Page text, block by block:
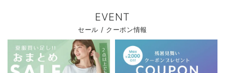
EVENT
セール / クーポン情報